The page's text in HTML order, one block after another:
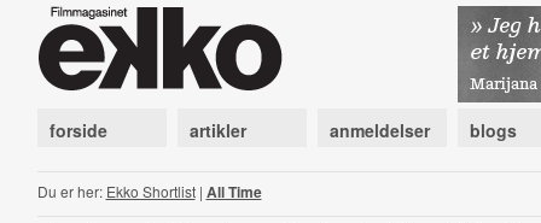
forside artikler anmeldelser blogs
Du er her: Ekko Shortlist| All Time